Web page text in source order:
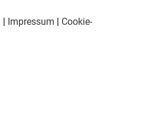
| Impressum | Cookie-